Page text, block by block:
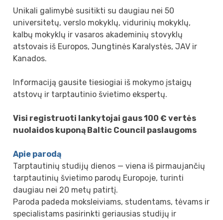
Unikali galimybė susitikti su daugiau nei 50
universitetų, verslo mokyklų, vidurinių mokyklų,
kalbų mokyklų ir vasaros akademinių stovyklų
atstovais iš Europos, Jungtinės Karalystės, JAV ir
Kanados.
Informaciją gausite tiesiogiai iš mokymo įstaigų
atstovų ir tarptautinio švietimo ekspertų.
Visi registruoti lankytojai gaus 100 € vertės
nuolaidos kuponą Baltic Council paslaugoms
Apie parodą
Tarptautinių studijų dienos — viena iš pirmaujančių
tarptautinių švietimo parodų Europoje, turinti
daugiau nei 20 metų patirtį.
Paroda padeda moksleiviams, studentams, tėvams ir
specialistams pasirinkti geriausias studijų ir